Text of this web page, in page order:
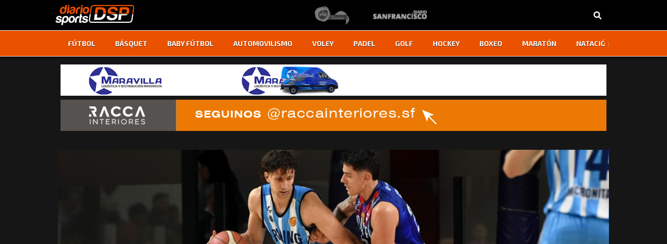
FÚTBOL BÁSQUET BABY FÚTBOL AUTOMOVILISMO VOLEY PADEL GOLF HOCKEY BOXEO MARATÓN NATACIÓN
‹ ›